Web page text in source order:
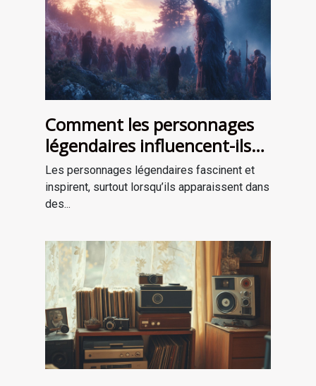
Comment les personnages
légendaires influencent-ils
les récits de survie ?
Les personnages légendaires fascinent et
inspirent, surtout lorsqu’ils apparaissent dans
des...